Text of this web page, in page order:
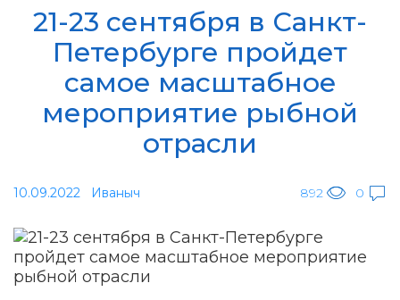
21-23 сентября в Санкт-
Петербурге пройдет
самое масштабное
мероприятие рыбной
отрасли
10.09.2022 Иваныч 892 0